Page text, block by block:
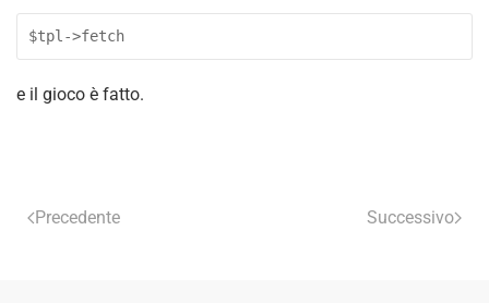
$tpl->fetch
e il gioco è fatto.
Precedente Successivo